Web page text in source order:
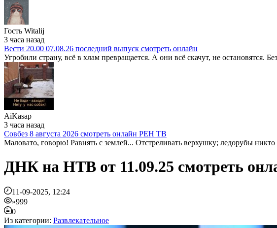
Гость Witalij
3 часа назад
Вести 20.00 07.08.26 последний выпуск смотреть онлайн
Угробили страну, всё в хлам превращается. А они всё скачут, не остановятся.
AiKasap
3 часа назад
Совбез 8 августа 2026 смотреть онлайн РЕН ТВ
Маловато, говорю! Равнять с землей... Отстреливать верхушку; ледорубы никто
ДНК на НТВ от 11.09.25 смотреть
11-09-2025, 12:24
»999
0
Из категории: Развлекательное